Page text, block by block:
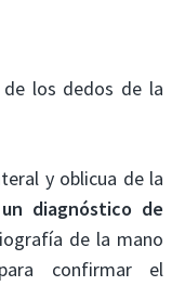
los dedos de la
y oblicua de la
diagnóstico de
de la mano
confirmar el